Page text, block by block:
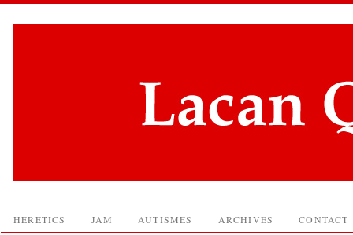
HERETICS JAM AUTISMES ARCHIVES CONTACT